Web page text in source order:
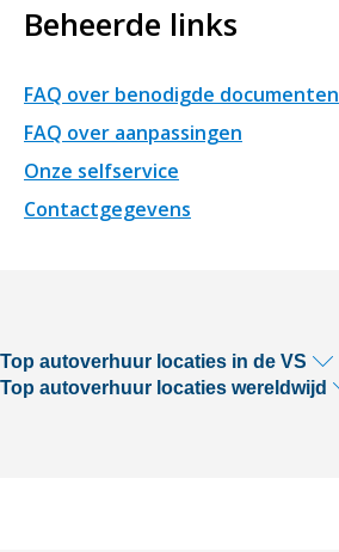
Beheerde links
FAQ over benodigde documenten
FAQ over aanpassingen
Onze selfservice
Contactgegevens
Top autoverhuur locaties in de VS
Top autoverhuur locaties wereldwijd